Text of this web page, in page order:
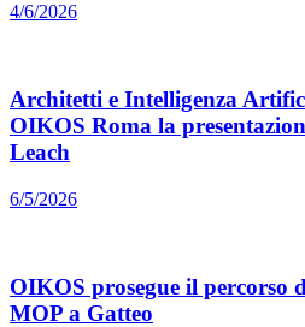
4/6/2026
Architetti e Intelligenza
OIKOS Roma la
Leach
6/5/2026
OIKOS prosegue il percorso
MOP a Gatteo